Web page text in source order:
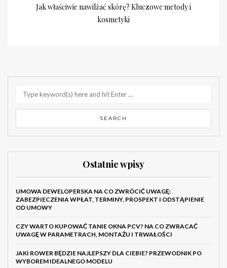
Jak właściwie nawilżać skórę? Kluczowe metody i
kosmetyki
Ostatnie wpisy
UMOWA DEWELOPERSKA NA CO ZWRÓCIĆ UWAGĘ:
ZABEZPIECZENIA WPŁAT, TERMINY, PROSPEKT I ODSTĄPIENIE
OD UMOWY
CZY WARTO KUPOWAĆ TANIE OKNA PCV? NA CO ZWRACAĆ
UWAGĘ W PARAMETRACH, MONTAŻU I TRWAŁOŚCI
JAKI ROWER BĘDZIE NAJLEPSZY DLA CIEBIE? PRZEWODNIK PO
WYBOREM IDEALNEGO MODELU